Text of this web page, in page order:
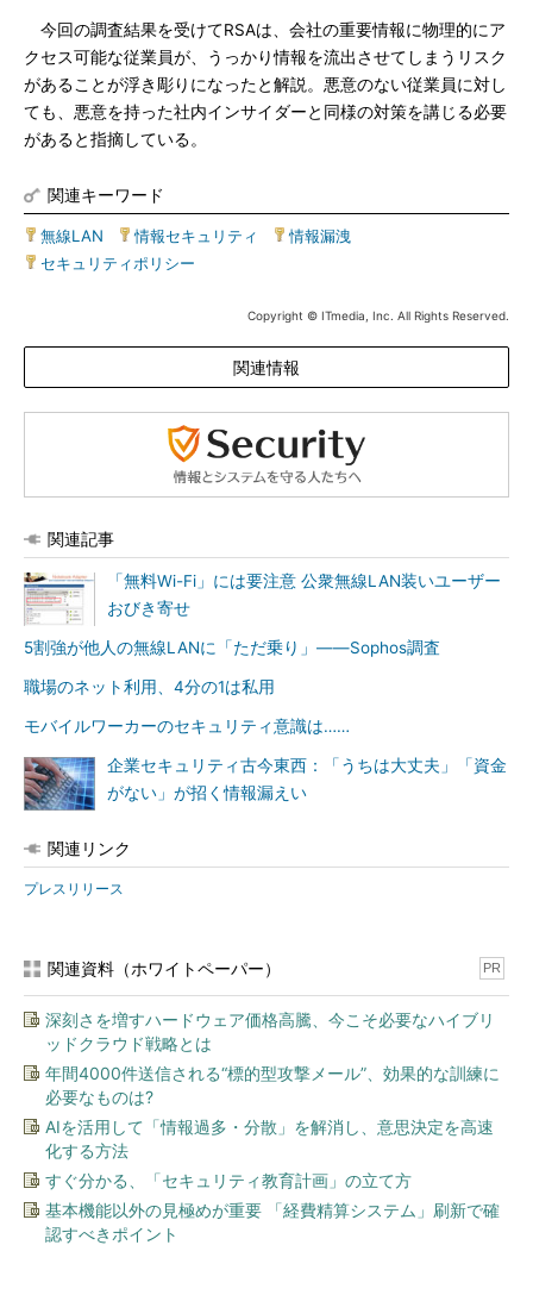
今回の調査結果を受けてRSAは、会社の重要情報に物理的にア
クセス可能な従業員が、うっかり情報を流出させてしまうリスク
があることが浮き彫りになったと解説。悪意のない従業員に対し
ても、悪意を持った社内インサイダーと同様の対策を講じる必要
があると指摘している。
関連キーワード
無線LAN 情報セキュリティ 情報漏洩
セキュリティポリシー
Copyright © ITmedia, Inc. All Rights Reserved.
関連情報
関連記事
「無料Wi-Fi」には要注意 公衆無線LAN装いユーザー
おびき寄せ
5割強が他人の無線LANに「ただ乗り」――Sophos調査
職場のネット利用、4分の1は私用
モバイルワーカーのセキュリティ意識は……
企業セキュリティ古今東西：「うちは大丈夫」「資金
がない」が招く情報漏えい
関連リンク
プレスリリース
関連資料（ホワイトペーパー） PR
深刻さを増すハードウェア価格高騰、今こそ必要なハイブリ
ッドクラウド戦略とは
年間4000件送信される“標的型攻撃メール”、効果的な訓練に
必要なものは?
AIを活用して「情報過多・分散」を解消し、意思決定を高速
化する方法
すぐ分かる、「セキュリティ教育計画」の立て方
基本機能以外の見極めが重要 「経費精算システム」刷新で確
認すべきポイント